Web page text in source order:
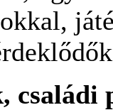
családi